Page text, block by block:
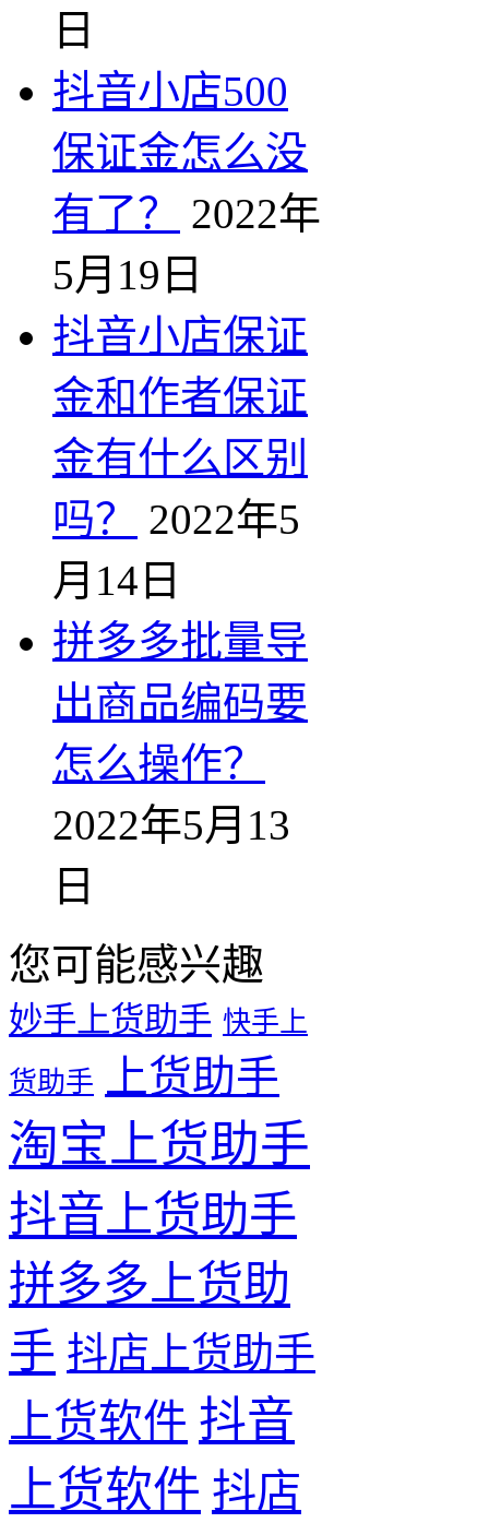
日
抖音小店500
保证金怎么没
有了？
2022年
5月19日
抖音小店保证
金和作者保证
金有什么区别
吗？
2022年5
月14日
拼多多批量导
出商品编码要
怎么操作？
2022年5月13
日
您可能感兴趣
妙手上货助手 快手上
货助手
上货助手
淘宝上货助手
抖音上货助手
拼多多上货助
手 抖店上货助手
上货软件 抖音
上货软件 抖店